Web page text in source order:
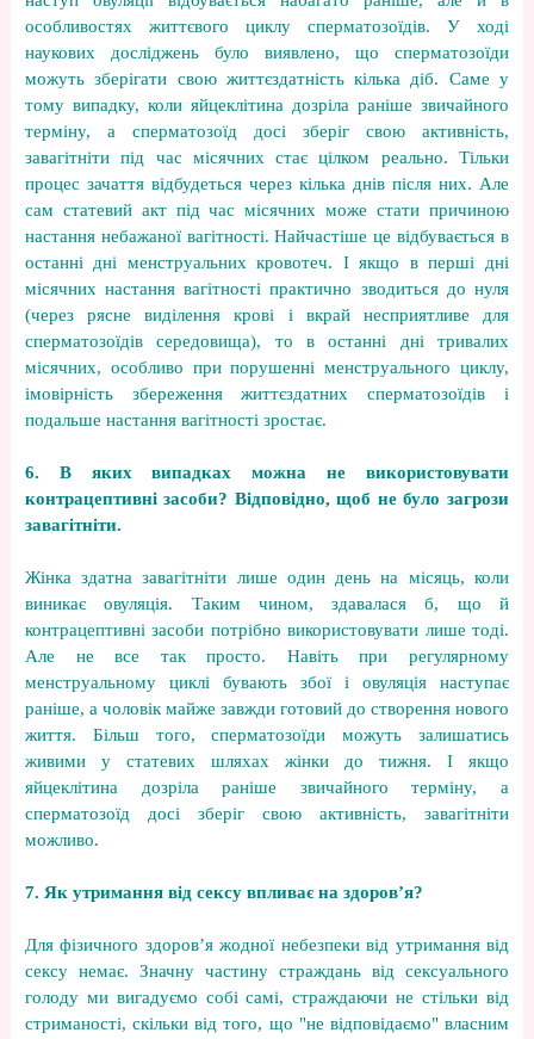
особливостях життєвого циклу сперматозоїдів. У ході
наукових досліджень було виявлено, що сперматозоїди
можуть зберігати свою життєздатність кілька діб. Саме у
тому випадку, коли яйцеклітина дозріла раніше звичайного
терміну, а сперматозоїд досі зберіг свою активність,
завагітніти під час місячних стає цілком реально. Тільки
процес зачаття відбудеться через кілька днів після них. Але
сам статевий акт під час місячних може стати причиною
настання небажаної вагітності. Найчастіше це відбувається в
останні дні менструальних кровотеч. І якщо в перші дні
місячних настання вагітності практично зводиться до нуля
(через рясне виділення крові і вкрай несприятливе для
сперматозоїдів середовища), то в останні дні тривалих
місячних, особливо при порушенні менструального циклу,
імовірність збереження життєздатних сперматозоїдів і
подальше настання вагітності зростає.
6. В яких випадках можна не використовувати
контрацептивні засоби? Відповідно, щоб не було загрози
завагітніти.
Жінка здатна завагітніти лише один день на місяць, коли
виникає овуляція. Таким чином, здавалася б, що й
контрацептивні засоби потрібно використовувати лише тоді.
Але не все так просто. Навіть при регулярному
менструальному циклі бувають збої і овуляція наступає
раніше, а чоловік майже завжди готовий до створення нового
життя. Більш того, сперматозоїди можуть залишатись
живими у статевих шляхах жінки до тижня. І якщо
яйцеклітина дозріла раніше звичайного терміну, а
сперматозоїд досі зберіг свою активність, завагітніти
можливо.
7. Як утримання від сексу впливає на здоров’я?
Для фізичного здоров’я жодної небезпеки від утримання від
сексу немає. Значну частину страждань від сексуального
голоду ми вигадуємо собі самі, страждаючи не стільки від
стриманості, скільки від того, що "не відповідаємо" власним